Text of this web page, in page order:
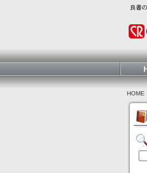
HOME